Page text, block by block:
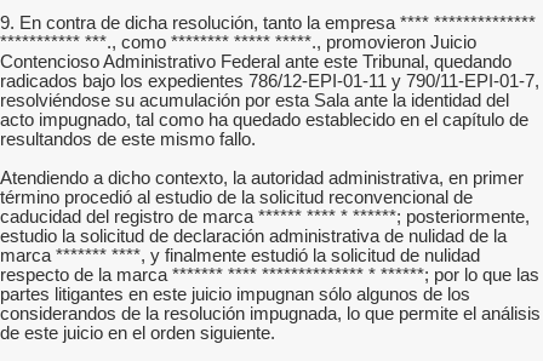
9. En contra de dicha resolución, tanto la empresa **** **************
*********** ***., como ******** ***** *****., promovieron Juicio
Contencioso Administrativo Federal ante este Tribunal, quedando
radicados bajo los expedientes 786/12-EPI-01-11 y 790/11-EPI-01-7,
resolviéndose su acumulación por esta Sala ante la identidad del
acto impugnado, tal como ha quedado establecido en el capítulo de
resultandos de este mismo fallo.
Atendiendo a dicho contexto, la autoridad administrativa, en primer
término procedió al estudio de la solicitud reconvencional de
caducidad del registro de marca ****** **** * ******; posteriormente,
estudio la solicitud de declaración administrativa de nulidad de la
marca ******* ****, y finalmente estudió la solicitud de nulidad
respecto de la marca ******* **** ************** * ******; por lo que las
partes litigantes en este juicio impugnan sólo algunos de los
considerandos de la resolución impugnada, lo que permite el análisis
de este juicio en el orden siguiente.